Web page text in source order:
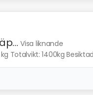
Visa liknande
Totalvikt: 1400kg